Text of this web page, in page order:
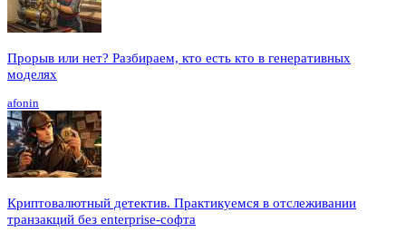
Прорыв или нет? Разбираем, кто есть кто в генеративных
моделях
afonin
Криптовалютный детектив. Практикуемся в отслеживании
транзакций без enterprise-софта